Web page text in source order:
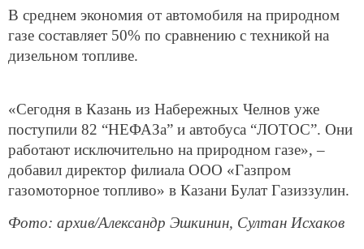
В среднем экономия от автомобиля на природном
газе составляет 50% по сравнению с техникой на
дизельном топливе.
«Сегодня в Казань из Набережных Челнов уже
поступили 82 “НЕФАЗа” и автобуса “ЛОТОС”. Они
работают исключительно на природном газе», –
добавил директор филиала ООО «Газпром
газомоторное топливо» в Казани Булат Газиззулин.
Фото: архив/Александр Эшкинин, Султан Исхаков